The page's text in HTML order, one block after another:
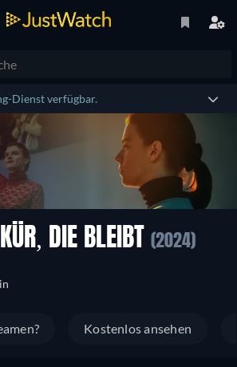
Dienst verfügbar.
DIE BLEIBT (2024)
Kostenlos ansehen